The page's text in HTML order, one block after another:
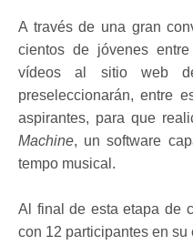
A través de una gran
cientos de jóvenes
vídeos al sitio web
preseleccionarán, entre
aspirantes, para que
Machine, un software
tempo musical.
Al final de esta etapa de
con 12 participantes en su